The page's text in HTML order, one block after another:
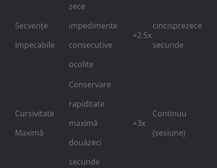
Secvențe
Impecabile
zece
impedimente
consecutive
ocolite
+2.5x
cincisprezece
secunde
Cursivitate
Maximă
Conservare
rapiditate
maximă
douăzeci
secunde
+3x
Continuu
(sesiune)